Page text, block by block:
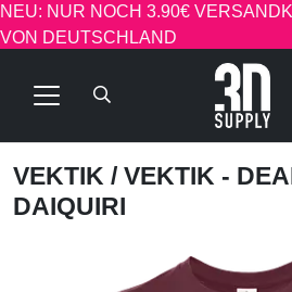
NEU: NUR NOCH 3.90€
VON DEUTSCHLAND
VEKTIK / VEKTIK -
DAIQUIRI